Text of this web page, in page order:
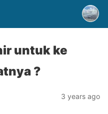
untuk ke
?
3 years ago